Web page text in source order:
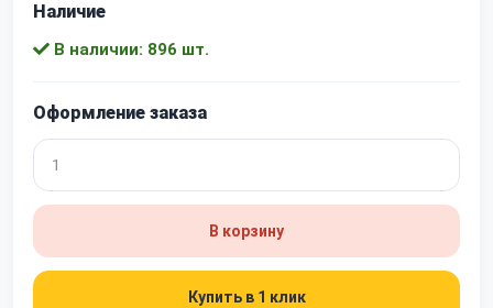
Наличие
В наличии: 896 шт.
Оформление заказа
В корзину
Купить в 1 клик